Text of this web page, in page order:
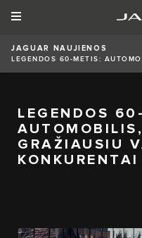
JAGUAR NAUJIENOS
LEGENDOS 60-METIS:
LEGENDOS
GRAŽIAUSIU
KONKURENTAI